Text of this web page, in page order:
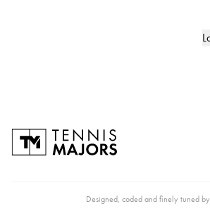
Designed, coded and finely tuned by